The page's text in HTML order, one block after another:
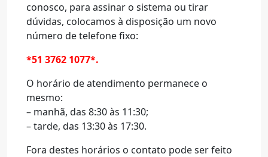
conosco, para assinar o sistema ou tirar
dúvidas, colocamos à disposição um novo
número de telefone fixo:
*51 3762 1077*.
O horário de atendimento permanece o
mesmo:
– manhã, das 8:30 às 11:30;
– tarde, das 13:30 às 17:30.
Fora destes horários o contato pode ser feito